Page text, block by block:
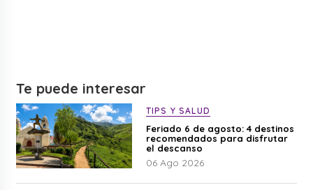
Te puede interesar
TIPS Y SALUD
Feriado 6 de agosto: 4 destinos
recomendados para disfrutar
el descanso
06 Ago 2026